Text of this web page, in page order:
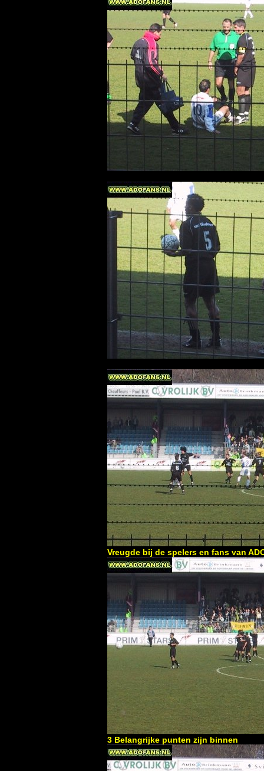
Vreugde bij de spelers en fans van
3 Belangrijke punten zijn binnen